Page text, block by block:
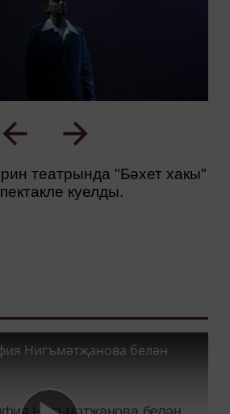
театрында "Бәхет хакы"
куелды.
Нигъмәтҗанова белән